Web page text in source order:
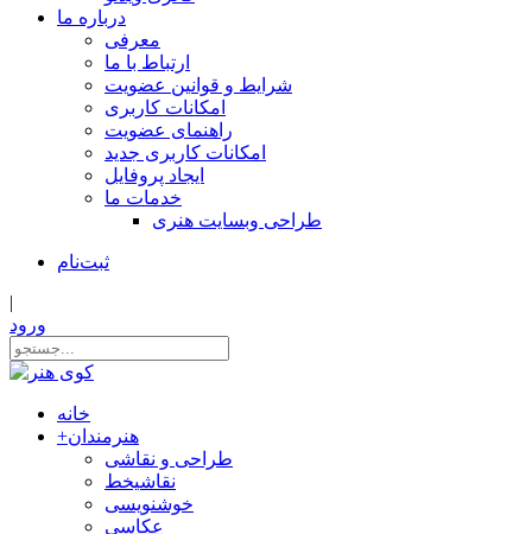
درباره ما
معرفی
ارتباط با ما
شرایط و قوانین عضویت
امکانات کاربری
راهنمای عضویت
امکانات کاربری جدید
ایجاد پروفایل
خدمات ما
طراحی وبسایت هنری
ثبت‌نام
|
ورود
خانه
+هنرمندان
طراحی و نقاشی
نقاشیخط
خوشنویسی
عکاسی